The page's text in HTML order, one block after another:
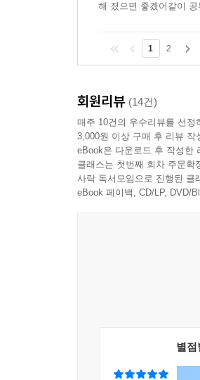
해 졌으면 좋겠어같이
1 2
회원리뷰 (14건)
매주 10건의 우수리뷰를 선
3,000원 이상 구매 후 리뷰 작
eBook은 다운로드 후 작성한
클래스는 첫번째 회차 주문
사락 독서모임으로 진행된 클
eBook 페이백, CD/LP, DVD/
별점